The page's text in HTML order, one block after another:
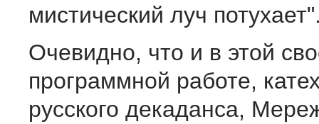
мистический луч
Очевидно, что и в этой
программной работе,
русского декаданса,